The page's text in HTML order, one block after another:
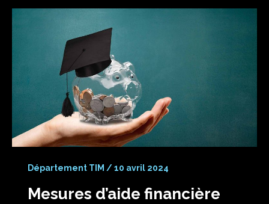
Département TIM /10 avril 2024
Mesures d’aide financière